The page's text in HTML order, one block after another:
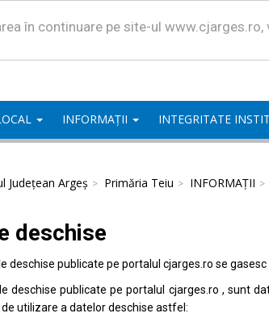
în continuare pe site-ul
INFORMAȚII INTEGRITATE
Județean Argeș Primăria Teiu INFORMAȚII
deschise
deschise publicate pe portalul cjarges.ro se gasesc
deschise publicate pe portalul cjarges.ro , sunt
de utilizare a datelor deschise astfel: